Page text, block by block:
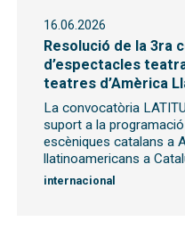
16.06.2026
Resolució de la 3ra
d’espectacles
teatres d’Amèrica
La convocatòria
suport a la programació
escèniques catalans a
llatinoamericans a
internacional